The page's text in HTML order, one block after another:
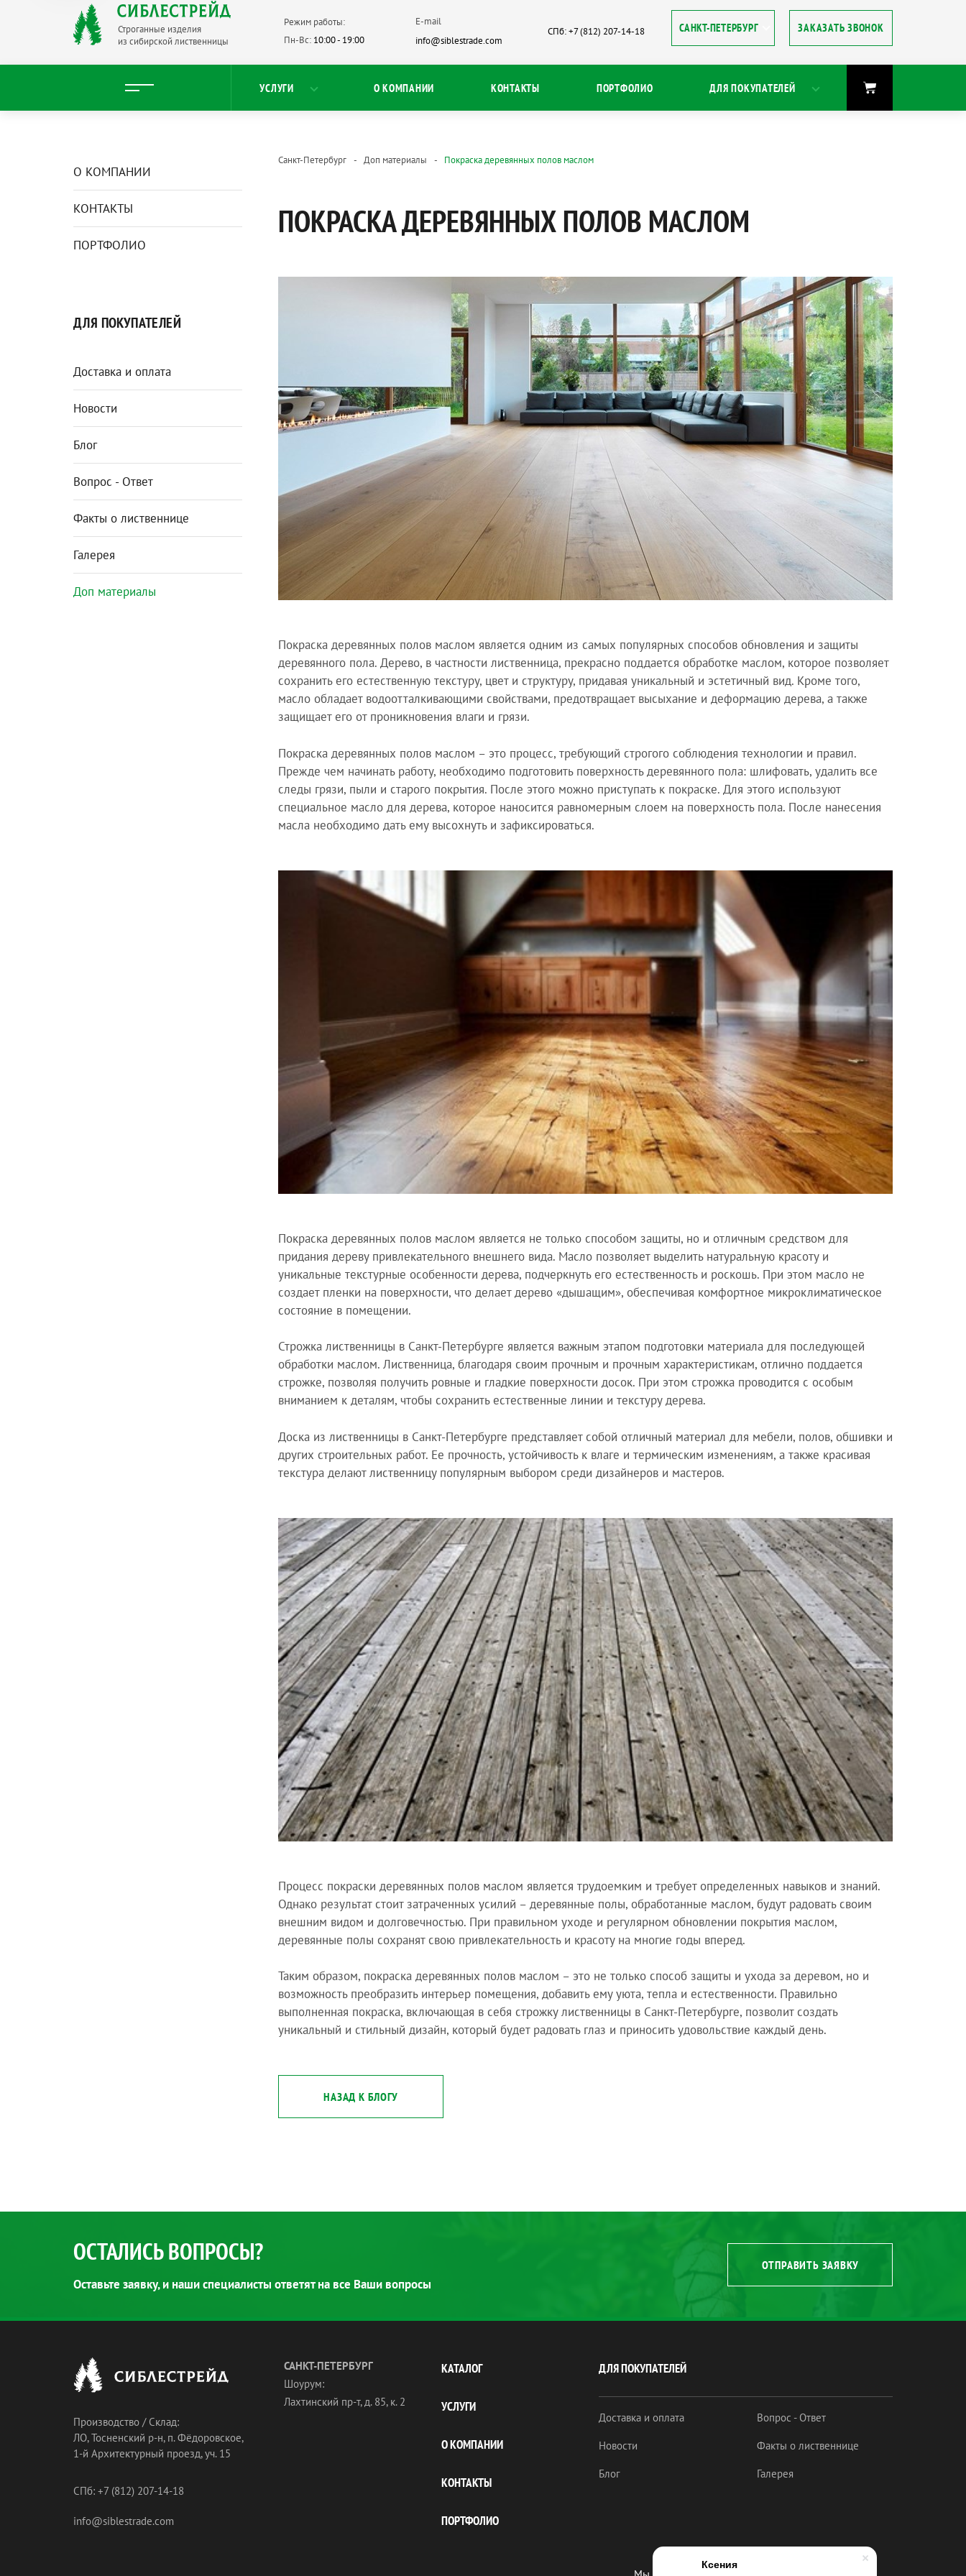
Ксения
Строганные изделия
из сибирской лиственницы
ЗАКАЗАТЬ ЗВОНОК
УСЛУГИ О КОМПАНИИ КОНТАКТЫ ПОРТФОЛИО ДЛЯ ПОКУПАТЕЛЕЙ
Режим работы:
Пн-Вс: 10:00 - 19:00
E-mail
info@siblestrade.com
СПб: +7 (812) 207-14-18
О КОМПАНИИ
КОНТАКТЫ
ПОРТФОЛИО
ДЛЯ ПОКУПАТЕЛЕЙ
Доставка и оплата
Новости
Блог
Вопрос - Ответ
Факты о лиственнице
Галерея
Доп материалы
Санкт-Петербург Доп материалы Покраска деревянных полов маслом
ПОКРАСКА ДЕРЕВЯННЫХ ПОЛОВ МАСЛОМ
Покраска деревянных полов маслом является одним из самых популярных способов обновления и защиты
деревянного пола. Дерево, в частности лиственница, прекрасно поддается обработке маслом, которое позволяет
сохранить его естественную текстуру, цвет и структуру, придавая уникальный и эстетичный вид. Кроме того,
масло обладает водоотталкивающими свойствами, предотвращает высыхание и деформацию дерева, а также
защищает его от проникновения влаги и грязи.
Покраска деревянных полов маслом – это процесс, требующий строгого соблюдения технологии и правил.
Прежде чем начинать работу, необходимо подготовить поверхность деревянного пола: шлифовать, удалить все
следы грязи, пыли и старого покрытия. После этого можно приступать к покраске. Для этого используют
специальное масло для дерева, которое наносится равномерным слоем на поверхность пола. После нанесения
масла необходимо дать ему высохнуть и зафиксироваться.
Покраска деревянных полов маслом является не только способом защиты, но и отличным средством для
придания дереву привлекательного внешнего вида. Масло позволяет выделить натуральную красоту и
уникальные текстурные особенности дерева, подчеркнуть его естественность и роскошь. При этом масло не
создает пленки на поверхности, что делает дерево «дышащим», обеспечивая комфортное микроклиматическое
состояние в помещении.
Строжка лиственницы в Санкт-Петербурге является важным этапом подготовки материала для последующей
обработки маслом. Лиственница, благодаря своим прочным и прочным характеристикам, отлично поддается
строжке, позволяя получить ровные и гладкие поверхности досок. При этом строжка проводится с особым
вниманием к деталям, чтобы сохранить естественные линии и текстуру дерева.
Доска из лиственницы в Санкт-Петербурге представляет собой отличный материал для мебели, полов, обшивки и
других строительных работ. Ее прочность, устойчивость к влаге и термическим изменениям, а также красивая
текстура делают лиственницу популярным выбором среди дизайнеров и мастеров.
Процесс покраски деревянных полов маслом является трудоемким и требует определенных навыков и знаний.
Однако результат стоит затраченных усилий – деревянные полы, обработанные маслом, будут радовать своим
внешним видом и долговечностью. При правильном уходе и регулярном обновлении покрытия маслом,
деревянные полы сохранят свою привлекательность и красоту на многие годы вперед.
Таким образом, покраска деревянных полов маслом – это не только способ защиты и ухода за деревом, но и
возможность преобразить интерьер помещения, добавить ему уюта, тепла и естественности. Правильно
выполненная покраска, включающая в себя строжку лиственницы в Санкт-Петербурге, позволит создать
уникальный и стильный дизайн, который будет радовать глаз и приносить удовольствие каждый день.
НАЗАД К БЛОГУ
ОСТАЛИСЬ ВОПРОСЫ?
Оставьте заявку, и наши специалисты ответят на все Ваши вопросы
ОТПРАВИТЬ ЗАЯВКУ
Производство / Склад:
ЛО, Тосненский р-н, п. Фёдоровское,
1-й Архитектурный проезд, уч. 15
СПб: +7 (812) 207-14-18
info@siblestrade.com
САНКТ-ПЕТЕРБУРГ
Шоурум:
Лахтинский пр-т, д. 85, к. 2
КАТАЛОГ
УСЛУГИ
О КОМПАНИИ
КОНТАКТЫ
ПОРТФОЛИО
ДЛЯ ПОКУПАТЕЛЕЙ
Доставка и оплата
Новости
Блог
Вопрос - Ответ
Факты о лиственнице
Галерея